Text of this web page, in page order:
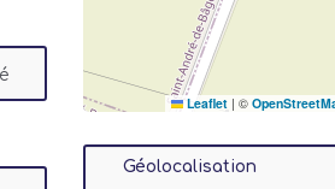
Leaflet | ©
Géolocalisation